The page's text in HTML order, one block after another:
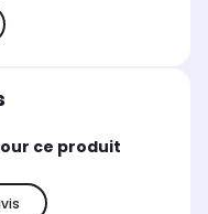
ce produit